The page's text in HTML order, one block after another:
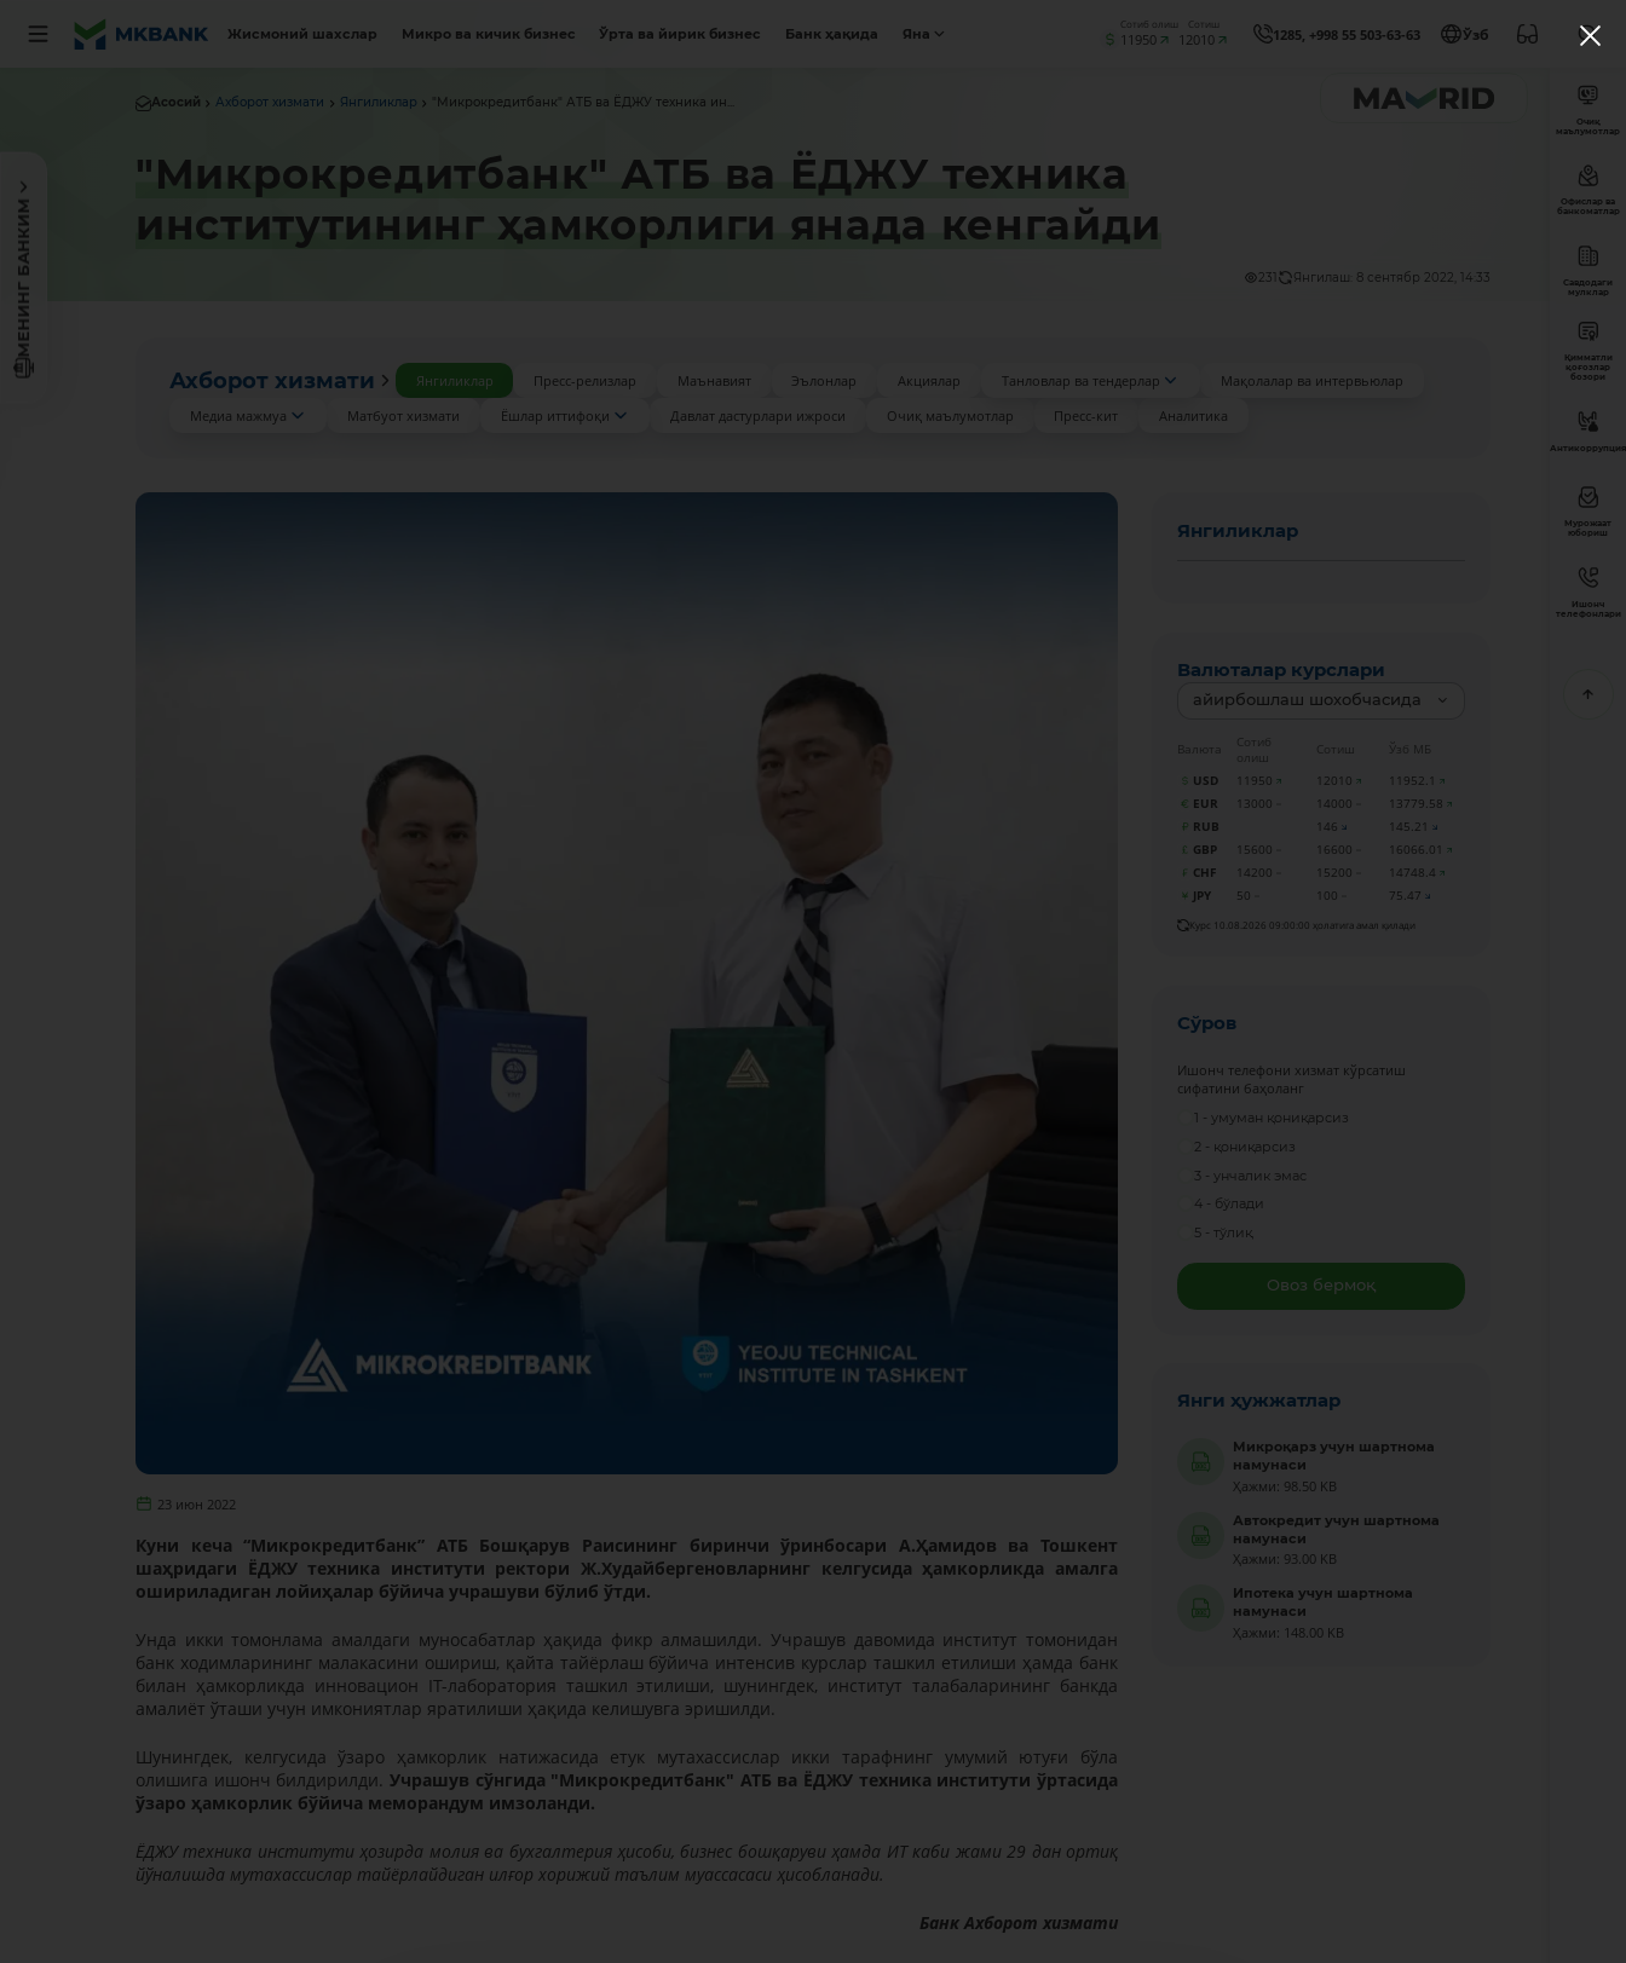
Жисмоний шахслар Микро ва кичик бизнес Ўрта ва йирик бизнес Банк ҳақида Яна
Сотиб олиш
11950
Сотиш
12010 1285, +998 55 503-63-63 Ўзб
МЕНИНГ БАНКИМ
Асосий Ахборот хизмати Янгиликлар "Микрокредитбанк" АТБ ва ЁДЖУ техника ин...
"Микрокредитбанк" АТБ ва ЁДЖУ техника
институтининг ҳамкорлиги янада кенгайди
231 Янгилаш: 8 сентябр 2022, 14:33
Ахборот хизмати Янгиликлар Пресс-релизлар Маънавият Эълонлар Акциялар Танловлар ва тендерлар
Мақолалар ва интервьюлар
Медиа мажмуа
Матбуот хизмати Ёшлар иттифоқи Давлат дастурлари ижроси Очиқ маълумотлар Пресс-кит Аналитика
23 июн 2022
Куни кеча “Микрокредитбанк” АТБ Бошқарув Раисининг биринчи ўринбосари А.Ҳамидов ва Тошкент
шаҳридаги ЁДЖУ техника институти ректори Ж.Худайбергеновларнинг келгусида ҳамкорликда амалга
ошириладиган лойиҳалар бўйича учрашуви бўлиб ўтди.
Унда икки томонлама амалдаги муносабатлар ҳақида фикр алмашилди. Учрашув давомида институт томонидан
банк ходимларининг малакасини ошириш, қайта тайёрлаш бўйича интенсив курслар ташкил етилиши ҳамда банк
билан ҳамкорликда инновацион IТ-лаборатория ташкил этилиши, шунингдек, институт талабаларининг банкда
амалиёт ўташи учун имкониятлар яратилиши ҳақида келишувга эришилди.
Шунингдек, келгусида ўзаро ҳамкорлик натижасида етук мутахассислар икки тарафнинг умумий ютуғи бўла
олишига ишонч билдирилди. Учрашув сўнгида "Микрокредитбанк" АТБ ва ЁДЖУ техника институти ўртасида
ўзаро ҳамкорлик бўйича меморандум имзоланди.
ЁДЖУ техника институти ҳозирда молия ва бухгалтерия ҳисоби, бизнес бошқаруви ҳамда ИТ каби жами 29 дан ортиқ
йўналишда мутахассислар тайёрлайдиган илғор хорижий таълим муассасаси ҳисобланади.
Банк Aхборот хизмати
Янгиликлар
Валюталар курслари
айирбошлаш шохобчасида
Валюта
Сотиб
олиш
Сотиш
Ўзб МБ
USD
11950 12010
11952.1
EUR
13000 14000
13779.58
RUB
146
145.21
GBP
15600 16600
16066.01
CHF
14200 15200
14748.4
JPY
50 100 75.47
Курс 10.08.2026 09:00:00 ҳолатига амал қилади
Сўров
Ишонч телефони хизмат кўрсатиш
сифатини баҳоланг
1 - умуман қониқарсиз
2 - қониқарсиз
3 - унчалик эмас
4 - бўлади
5 - тўлиқ
Овоз бермоқ
Янги ҳужжатлар
Микроқарз учун шартнома
намунаси
Ҳажми: 98.50 KB
Автокредит учун шартнома
намунаси
Ҳажми: 93.00 KB
Ипотека учун шартнома
намунаси
Ҳажми: 148.00 KB
Очиқ
маълумотлар
Офислар ва
банкоматлар
Савдодаги
мулклар
Қимматли
қоғозлар
бозори
Антикоррупция
Мурожаат
юбориш
Ишонч
телефонлари